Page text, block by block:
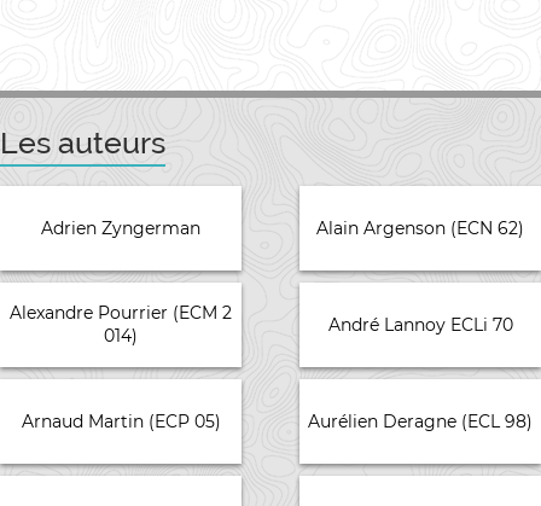
Les auteurs
Adrien Zyngerman Alain Argenson (ECN 62)
Alexandre Pourrier (ECM 2
014)
André Lannoy ECLi 70
Arnaud Martin (ECP 05) Aurélien Deragne (ECL 98)